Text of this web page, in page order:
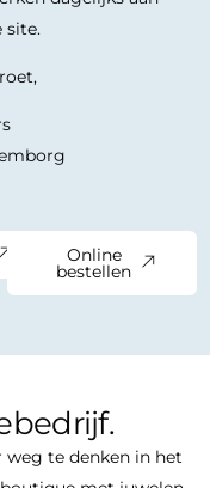
site.
Online
bestellen
weg te denken in het